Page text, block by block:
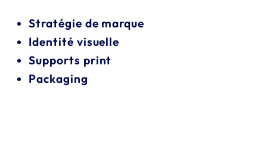
Stratégie de marque
Identité visuelle
Supports print
Packaging